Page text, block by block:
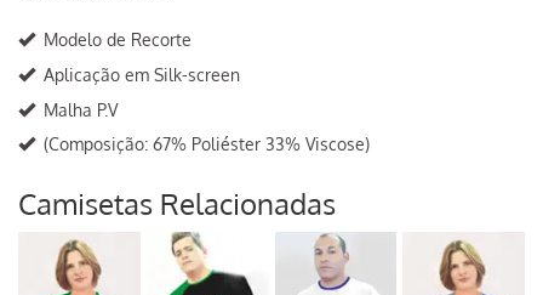
Modelo de Recorte
Aplicação em Silk-screen
Malha P.V
(Composição: 67% Poliéster 33% Viscose)
Camisetas Relacionadas